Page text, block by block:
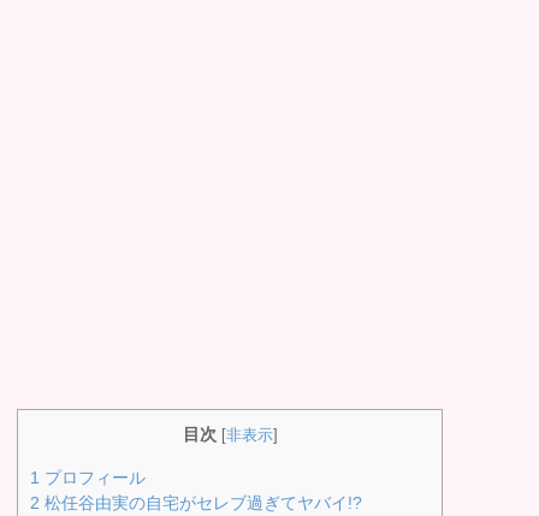
目次 [非表示]
1 プロフィール
2 松任谷由実の自宅がセレブ過ぎてヤバイ!?